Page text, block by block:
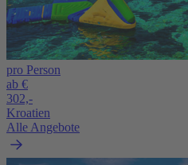
pro Person
ab €
302,-
Kroatien
Alle Angebote